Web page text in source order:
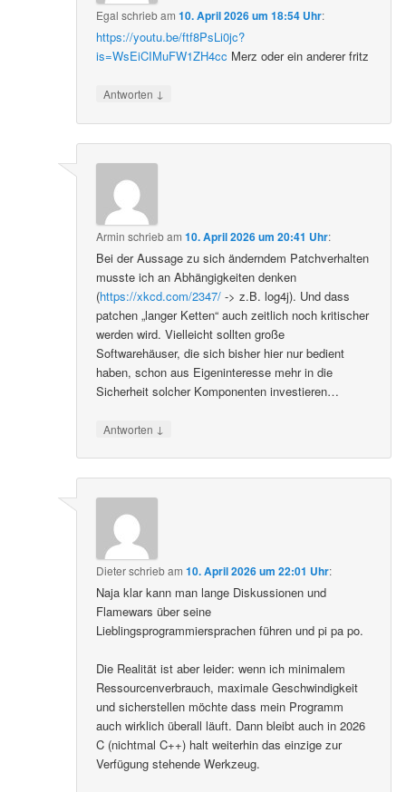
Egal schriebam10. April 2026 um 18:54 Uhr:
https://youtu.be/ftf8PsLi0jc?
is=WsEiCIMuFW1ZH4cc Merz oder ein anderer fritz
Antworten ↓
Armin schriebam10. April 2026 um 20:41 Uhr:
Bei der Aussage zu sich änderndem Patchverhalten
musste ich an Abhängigkeiten denken
(https://xkcd.com/2347/ -> z.B. log4j). Und dass
patchen „langer Ketten“ auch zeitlich noch kritischer
werden wird. Vielleicht sollten große
Softwarehäuser, die sich bisher hier nur bedient
haben, schon aus Eigeninteresse mehr in die
Sicherheit solcher Komponenten investieren…
Antworten ↓
Dieterschriebam10. April 2026 um 22:01 Uhr:
Naja klar kann man lange Diskussionen und
Flamewars über seine
Lieblingsprogrammiersprachen führen und pi pa po.
Die Realität ist aber leider: wenn ich minimalem
Ressourcenverbrauch, maximale Geschwindigkeit
und sicherstellen möchte dass mein Programm
auch wirklich überall läuft. Dann bleibt auch in 2026
C (nichtmal C++) halt weiterhin das einzige zur
Verfügung stehende Werkzeug.